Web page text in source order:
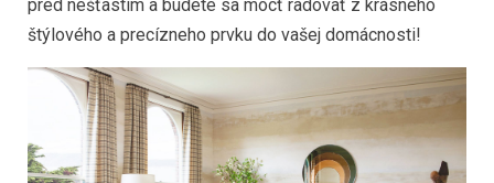
pred nešťastím a budete sa môcť radovať z krásneho
štýlového a precízneho prvku do vašej domácnosti!